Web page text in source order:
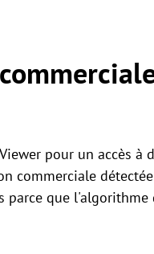
pour un accès à
commerciale
que l'algorithme